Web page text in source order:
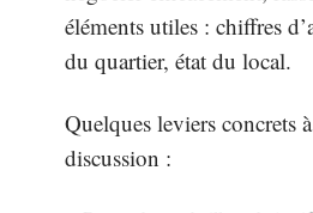
éléments utiles : chiffres
du quartier, état du local.
Quelques leviers concrets
discussion :